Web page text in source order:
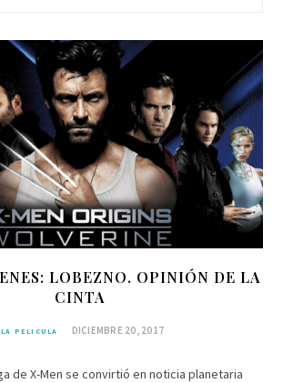
LOBEZNO. OPINIÓN DE LA
CINTA
LA PELICULA DICIEMBRE 20, 2017
de X-Men se convirtió en noticia planetaria